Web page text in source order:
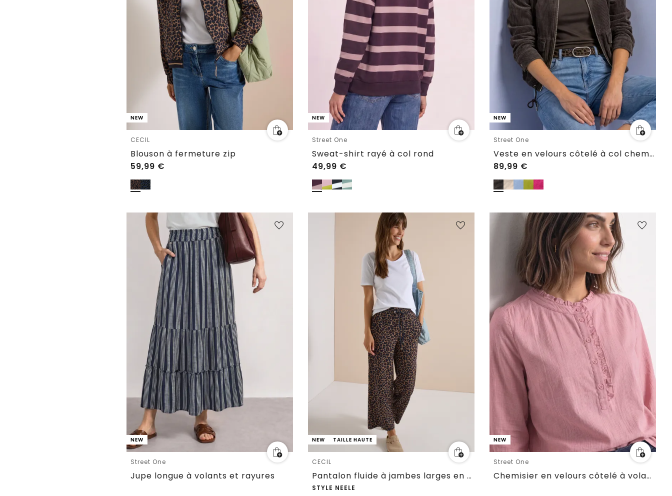
NEW
CECIL
Blouson à fermeture zip
59,99 €
NEW
Street One
Sweat-shirt rayé à col rond
49,99 €
NEW
Street One
Veste en velours côtelé à col chemise et fermeture zippée
89,99 €
NEW
Street One
Jupe longue à volants et rayures
NEW TAILLE HAUTE
CECIL
Pantalon fluide à jambes larges en matière Silk-Touch
STYLE NEELE
NEW
Street One
Chemisier en velours côtelé à volants